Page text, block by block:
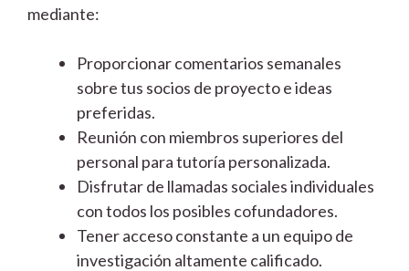
mediante:
Proporcionar comentarios semanales
sobre tus socios de proyecto e ideas
preferidas.
Reunión con miembros superiores del
personal para tutoría personalizada.
Disfrutar de llamadas sociales individuales
con todos los posibles cofundadores.
Tener acceso constante a un equipo de
investigación altamente calificado.